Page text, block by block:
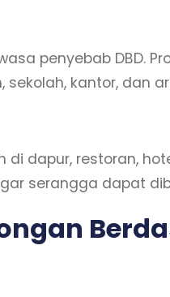
penyebab DBD.
kantor, dan
dapur, restoran,
serangga dapat